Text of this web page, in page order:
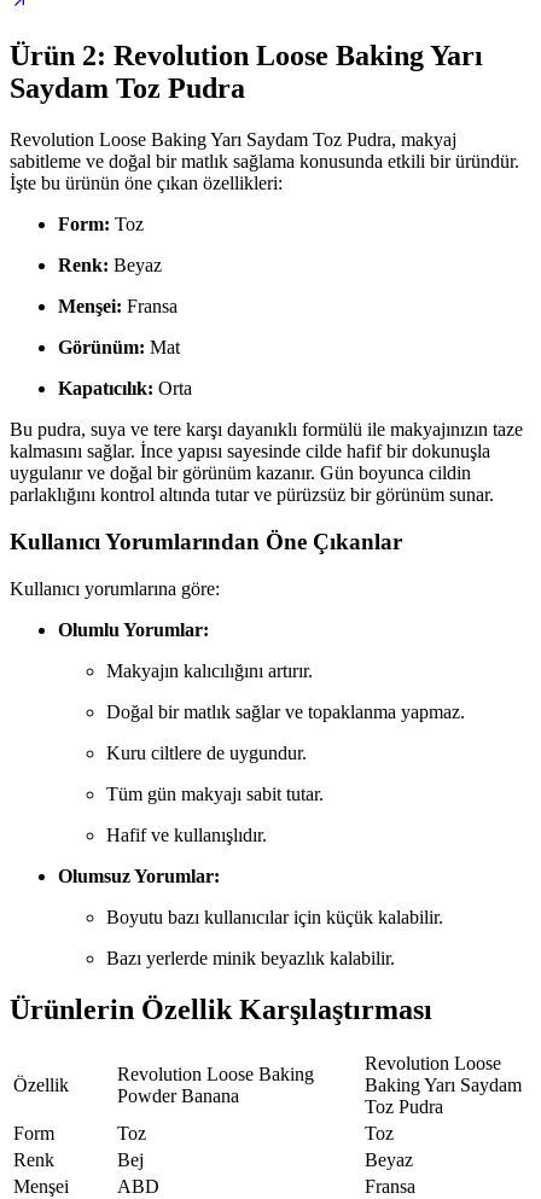
Ürün 2: Revolution Loose Baking Yarı
Saydam Toz Pudra
Revolution Loose Baking Yarı Saydam Toz Pudra, makyaj
sabitleme ve doğal bir matlık sağlama konusunda etkili bir üründür.
İşte bu ürünün öne çıkan özellikleri:
Form: Toz
Renk: Beyaz
Menşei: Fransa
Görünüm: Mat
Kapatıcılık: Orta
Bu pudra, suya ve tere karşı dayanıklı formülü ile makyajınızın taze
kalmasını sağlar. İnce yapısı sayesinde cilde hafif bir dokunuşla
uygulanır ve doğal bir görünüm kazanır. Gün boyunca cildin
parlaklığını kontrol altında tutar ve pürüzsüz bir görünüm sunar.
Kullanıcı Yorumlarından Öne Çıkanlar
Kullanıcı yorumlarına göre:
Olumlu Yorumlar:
Makyajın kalıcılığını artırır.
Doğal bir matlık sağlar ve topaklanma yapmaz.
Kuru ciltlere de uygundur.
Tüm gün makyajı sabit tutar.
Hafif ve kullanışlıdır.
Olumsuz Yorumlar:
Boyutu bazı kullanıcılar için küçük kalabilir.
Bazı yerlerde minik beyazlık kalabilir.
Ürünlerin Özellik Karşılaştırması
Özellik
Revolution Loose Baking
Powder Banana
Revolution Loose
Baking Yarı Saydam
Toz Pudra
Form
Toz
Toz
Renk
Bej
Beyaz
Menşei
ABD
Fransa